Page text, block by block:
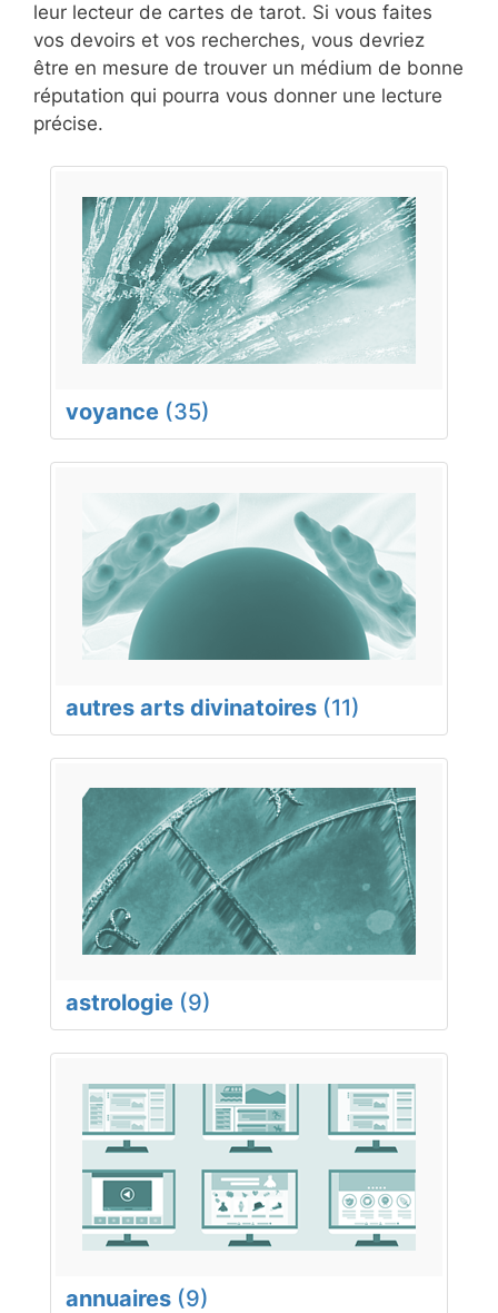
leur lecteur de cartes de tarot. Si vous faites
vos devoirs et vos recherches, vous devriez
être en mesure de trouver un médium de bonne
réputation qui pourra vous donner une lecture
précise.
voyance (35)
autres arts divinatoires (11)
astrologie (9)
annuaires (9)